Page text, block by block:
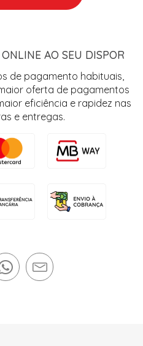
AO SEU DISPOR
de pagamento habituais,
oferta de pagamentos
eficiência e rapidez nas
e entregas.